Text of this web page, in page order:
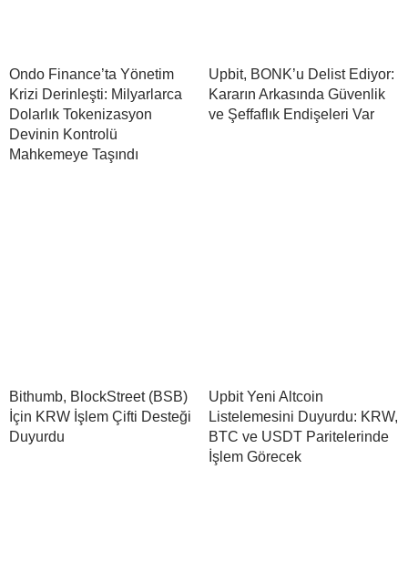
Ondo Finance’ta Yönetim
Krizi Derinleşti: Milyarlarca
Dolarlık Tokenizasyon
Devinin Kontrolü
Mahkemeye Taşındı
Upbit, BONK’u Delist Ediyor:
Kararın Arkasında Güvenlik
ve Şeffaflık Endişeleri Var
Bithumb, BlockStreet (BSB)
İçin KRW İşlem Çifti Desteği
Duyurdu
Upbit Yeni Altcoin
Listelemesini Duyurdu: KRW,
BTC ve USDT Paritelerinde
İşlem Görecek